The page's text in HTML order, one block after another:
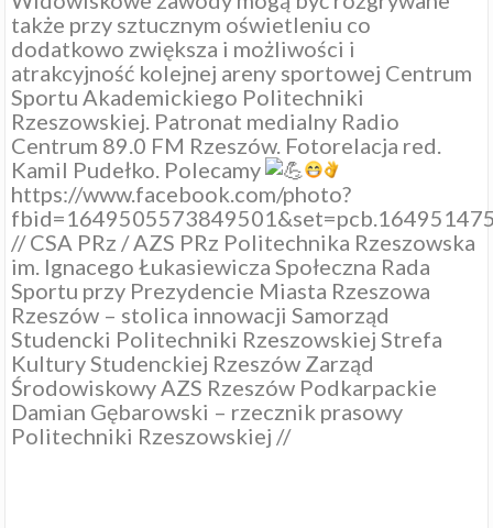
także przy sztucznym oświetleniu co
dodatkowo zwiększa i możliwości i
atrakcyjność kolejnej areny sportowej Centrum
Sportu Akademickiego Politechniki
Rzeszowskiej. Patronat medialny Radio
Centrum 89.0 FM Rzeszów. Fotorelacja red.
Kamil Pudełko. Polecamy
https://www.facebook.com/photo?
//CSA PRz / AZS PRz Politechnika Rzeszowska
im. Ignacego Łukasiewicza Społeczna Rada
Sportu przy Prezydencie Miasta Rzeszowa
Rzeszów – stolica innowacji Samorząd
Studencki Politechniki Rzeszowskiej Strefa
Kultury Studenckiej Rzeszów Zarząd
Środowiskowy AZS Rzeszów Podkarpackie
Damian Gębarowski – rzecznik prasowy
Politechniki Rzeszowskiej //